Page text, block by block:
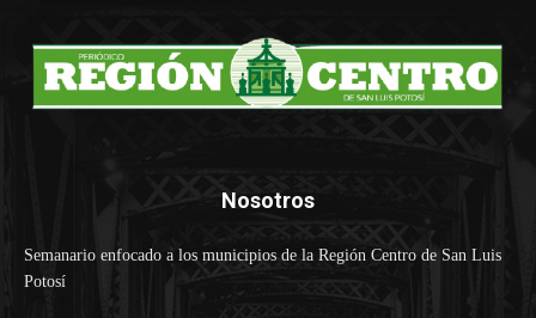
Nosotros
Semanario enfocado a los municipios de la Región Centro de San Luis
Potosí